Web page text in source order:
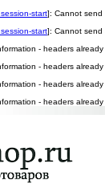
start]: Cannot send
start]: Cannot send
- headers
- headers
- headers
- headers